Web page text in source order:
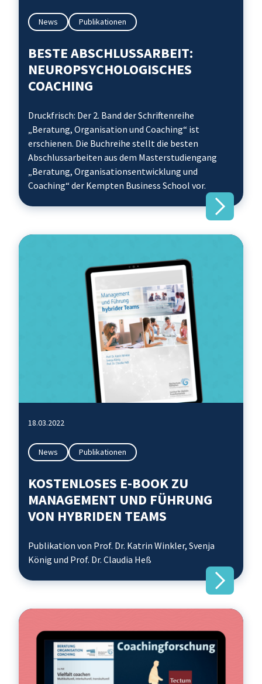
News Publikationen
BESTE ABSCHLUSSARBEIT:
NEUROPSYCHOLOGISCHES
COACHING
Druckfrisch: Der 2. Band der Schriftenreihe
„Beratung, Organisation und Coaching“ ist
erschienen. Die Buchreihe stellt die besten
Abschlussarbeiten aus dem Masterstudiengang
„Beratung, Organisationsentwicklung und
Coaching“ der Kempten Business School vor.
18.03.2022
News Publikationen
KOSTENLOSES E-BOOK ZU
MANAGEMENT UND FÜHRUNG
VON HYBRIDEN TEAMS
Publikation von Prof. Dr. Katrin Winkler, Svenja
König und Prof. Dr. Claudia Heß